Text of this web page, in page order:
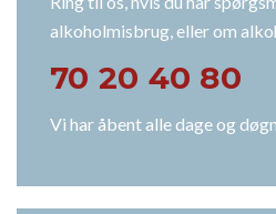
alkoholmisbrug, eller om
70 20 40 80
Vi har åbent alle dage og